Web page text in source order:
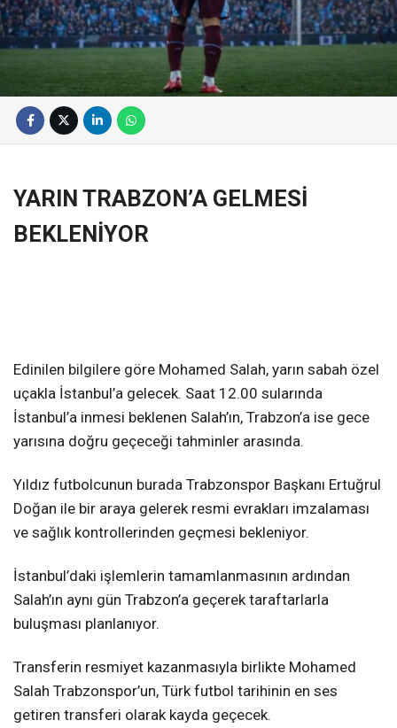
YARIN TRABZON’A GELMESİ
BEKLENİYOR
Edinilen bilgilere göre Mohamed Salah, yarın sabah özel
uçakla İstanbul’a gelecek. Saat 12.00 sularında
İstanbul’a inmesi beklenen Salah’ın, Trabzon’a ise gece
yarısına doğru geçeceği tahminler arasında.
Yıldız futbolcunun burada Trabzonspor Başkanı Ertuğrul
Doğan ile bir araya gelerek resmi evrakları imzalaması
ve sağlık kontrollerinden geçmesi bekleniyor.
İstanbul’daki işlemlerin tamamlanmasının ardından
Salah’ın aynı gün Trabzon’a geçerek taraftarlarla
buluşması planlanıyor.
Transferin resmiyet kazanmasıyla birlikte Mohamed
Salah Trabzonspor’un, Türk futbol tarihinin en ses
getiren transferi olarak kayda geçecek.